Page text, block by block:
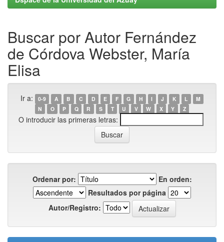
Buscar por Autor Fernández
de Córdova Webster, María
Elisa
Ir a: 0-9 A B C D E F G H I J K L
M
N
O P Q R S T U V W X Y Z
O introducir las primeras letras:
Ordenar por:
En orden:
Resultados por página
Autor/Registro: